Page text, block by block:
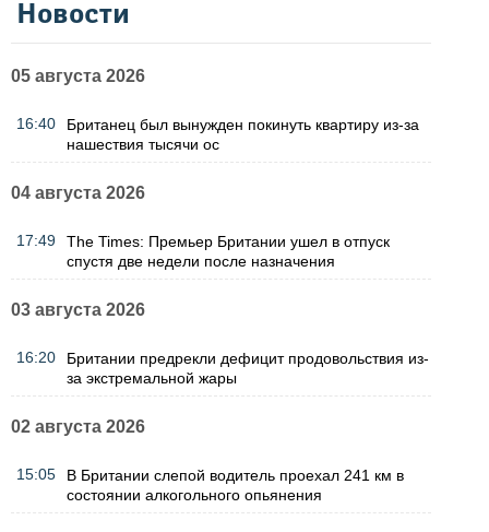
Новости
05 августа 2026
16:40
Британец был вынужден покинуть квартиру из-за
нашествия тысячи ос
04 августа 2026
17:49
The Times: Премьер Британии ушел в отпуск
спустя две недели после назначения
03 августа 2026
16:20
Британии предрекли дефицит продовольствия из-
за экстремальной жары
02 августа 2026
15:05
В Британии слепой водитель проехал 241 км в
состоянии алкогольного опьянения